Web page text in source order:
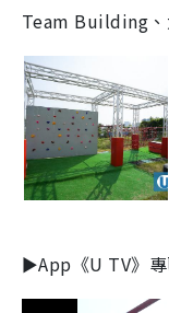
Team Building、
►App《U TV》